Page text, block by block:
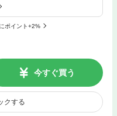
ポイント+2%
今すぐ買う
クする